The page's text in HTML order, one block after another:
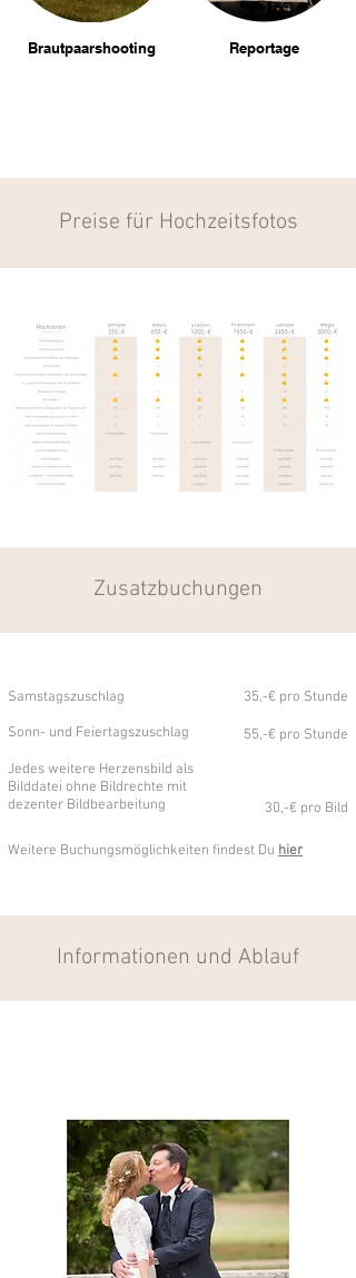
Brautpaarshooting Reportage
Preise für Hochzeitsfotos
Zusatzbuchungen
Samstagszuschlag
Sonn- und Feiertagszuschlag
Jedes weitere Herzensbild als
Bilddatei ohne Bildrechte mit
dezenter Bildbearbeitung
35,-€ pro Stunde
55,-€ pro Stunde
30,-€ pro Bild
Weitere Buchungsmöglichkeiten findest Du hier
Informationen und Ablauf